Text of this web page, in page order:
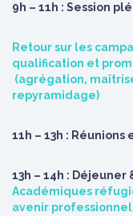
9h – 11h : Session
Retour sur les
qualification et
(agrégation,
repyramidage)
11h – 13h :
13h – 14h : Déjeuner
Académiques
avenir